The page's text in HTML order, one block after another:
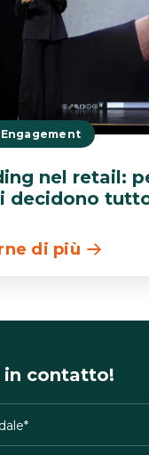
nel retail:
decidono
di più
in contatto!